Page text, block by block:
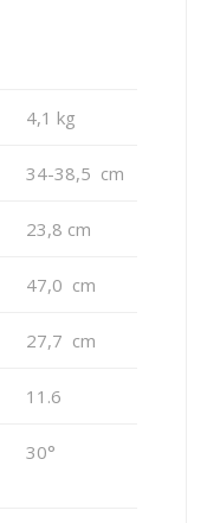
4,1 kg
34-38,5 cm
23,8 cm
47,0 cm
27,7 cm
11.6
30°